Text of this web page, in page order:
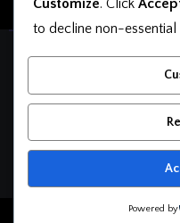
Belajar Bisnis Online,
to decline non-essential
Powered by